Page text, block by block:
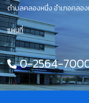
ตำบลคลองหนึ่ง อำเภอคลอ
แผนที่
0-2564-